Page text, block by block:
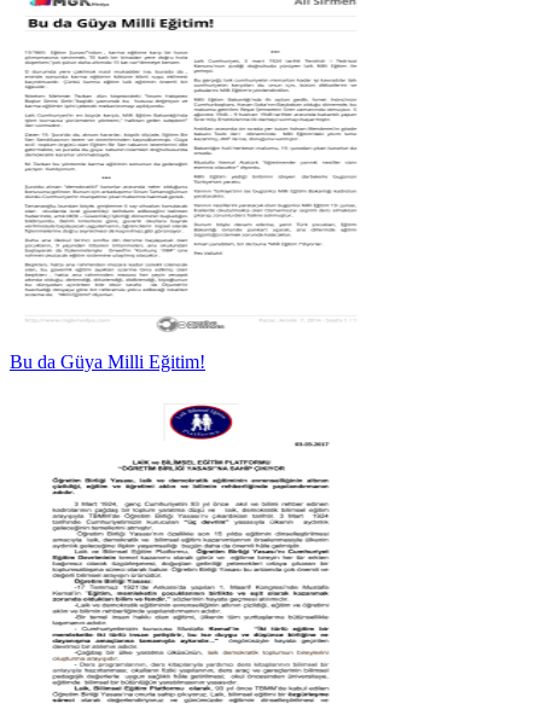
Bu da Güya Milli Eğitim!